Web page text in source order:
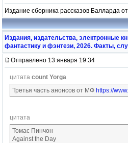
Издание сборника рассказов Балларда
Издания, издательства, электронные
фантастику и фэнтези, 2026. Факты,
Отправлено 13 января 19:34
цитата count Yorga
Третья часть анонсов от МФ https://
цитата
Томас Пинчон
Against the Daу